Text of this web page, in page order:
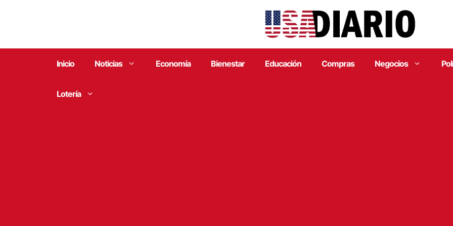
Inicio Noticias Economía Bienestar Educación Compras Negocios
Lotería